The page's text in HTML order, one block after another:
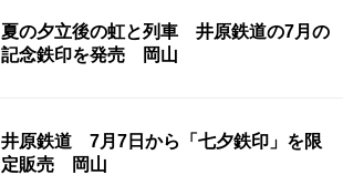
夏の夕立後の虹と列車 井原鉄道の7月の
記念鉄印を発売 岡山
井原鉄道 7月7日から「七夕鉄印」を限
定販売 岡山